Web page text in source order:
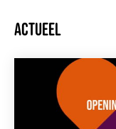
ACTUEEL